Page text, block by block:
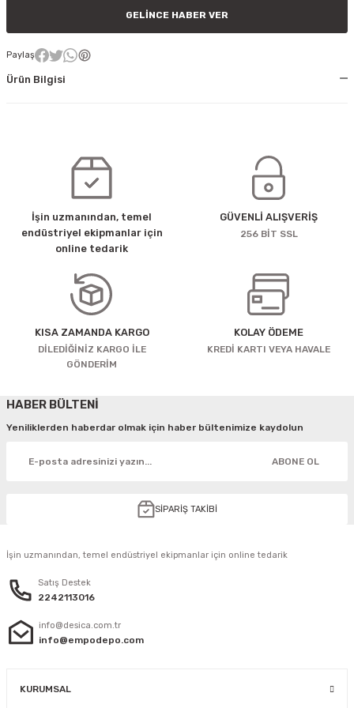
GELINCE HABER VER
Paylaş
Ürün Bilgisi
İşin uzmanından, temel
endüstriyel ekipmanlar için
online tedarik
GÜVENLİ ALIŞVERİŞ
256 BİT SSL
KISA ZAMANDA KARGO
DİLEDİĞİNİZ KARGO İLE
GÖNDERİM
KOLAY ÖDEME
KREDİ KARTI VEYA HAVALE
HABER BÜLTENİ
Yeniliklerden haberdar olmak için haber bültenimize kaydolun
ABONE OL
SİPARİŞ TAKİBİ
İşin uzmanından, temel endüstriyel ekipmanlar için online tedarik
Satış Destek
2242113016
info@desica.com.tr
info@empodepo.com
KURUMSAL